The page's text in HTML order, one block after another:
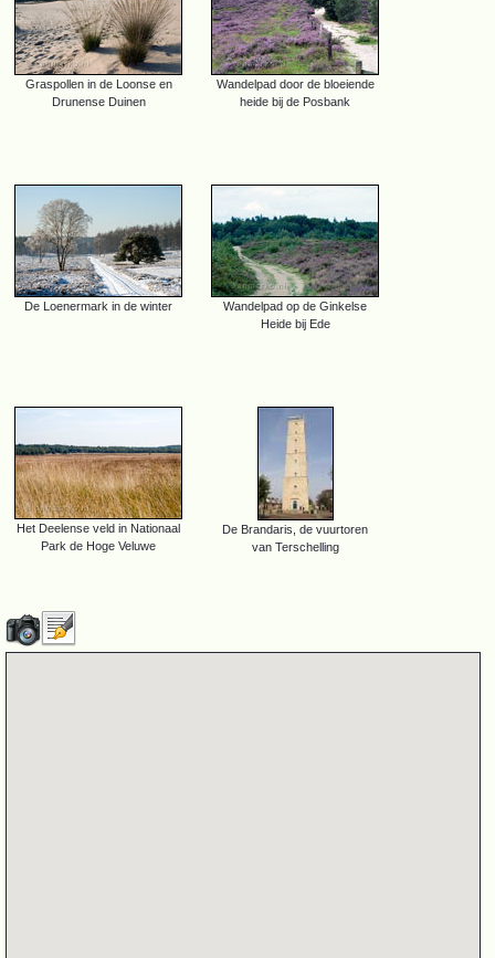
Graspollen in de Loonse en
Drunense Duinen
Wandelpad door de bloeiende
heide bij de Posbank
De Loenermark in de winter
Wandelpad op de Ginkelse
Heide bij Ede
Het Deelense veld in Nationaal
Park de Hoge Veluwe
De Brandaris, de vuurtoren
van Terschelling